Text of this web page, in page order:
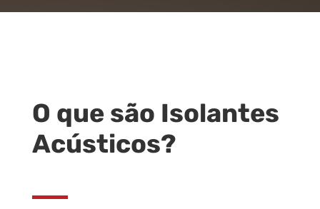
O que são Isolantes
Acústicos?